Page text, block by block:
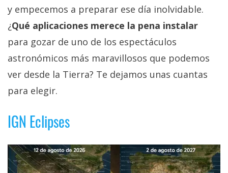
y empecemos a preparar ese día inolvidable.
¿Qué aplicaciones merece la pena instalar
para gozar de uno de los espectáculos
astronómicos más maravillosos que podemos
ver desde la Tierra? Te dejamos unas cuantas
para elegir.
IGN Eclipses